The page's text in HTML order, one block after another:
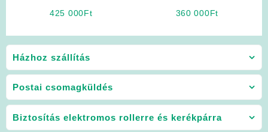
Házhoz szállítás
Postai csomagküldés
Biztosítás elektromos rollerre és kerékpárra
425 000Ft 360 000Ft